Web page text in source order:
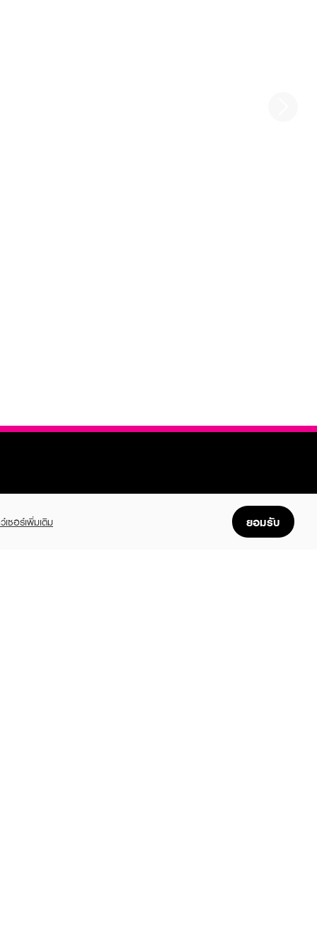
เซอร์เพิ่มเติม ยอมรับ
FOLLOW US